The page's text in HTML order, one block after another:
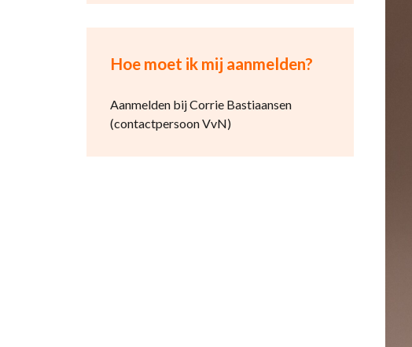
Hoe moet ik mij aanmelden?
Aanmelden bij Corrie Bastiaansen
(contactpersoon VvN)